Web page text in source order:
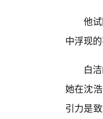
他
中浮现
白
她在沈
引力是